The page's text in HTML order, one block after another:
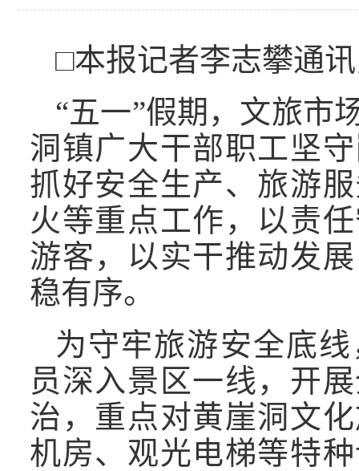
□本报记者李志攀通
“五一”假期，文旅市
洞镇广大干部职工坚
抓好安全生产、旅游
火等重点工作，以责
游客，以实干推动发
稳有序。
为守牢旅游安全底
员深入景区一线，开
治，重点对黄崖洞文
机房、观光电梯等特